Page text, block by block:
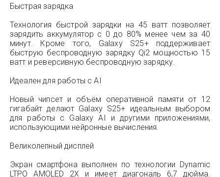
Быстрая зарядка
Технология быстрой зарядки на 45 ватт позволяет
зарядить аккумулятор с 0 до 80% менее чем за 40
минут. Кроме того, Galaxy S25+ поддерживает
быструю беспроводную зарядку Qi2 мощностью 15
ватт и реверсивную беспроводную зарядку.
Идеален для работы с AI
Новый чипсет и объём оперативной памяти от 12
гигабайт делают Galaxy S25+ идеальным выбором
для работы с Galaxy AI и другими приложениями,
использующими нейронные вычисления.
Великолепный дисплей
Экран смартфона выполнен по технологии Dynamic
LTPO AMOLED 2X и имеет диагональ 6,7 дюйма.